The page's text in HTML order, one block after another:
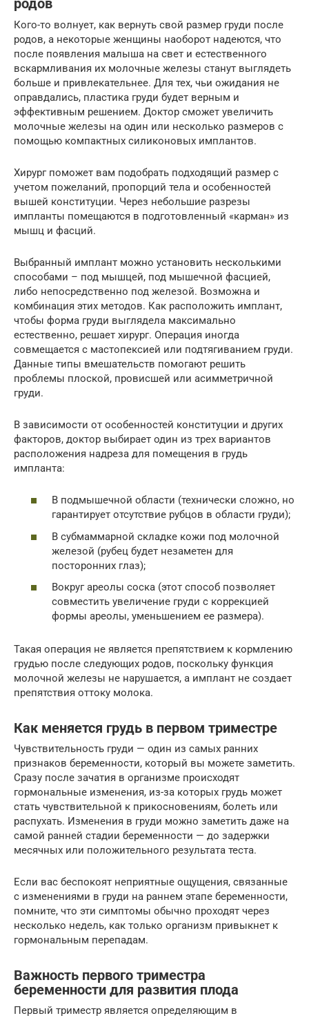
родов
Кого-то волнует, как вернуть свой размер груди после
родов, а некоторые женщины наоборот надеются, что
после появления малыша на свет и естественного
вскармливания их молочные железы станут выглядеть
больше и привлекательнее. Для тех, чьи ожидания не
оправдались, пластика груди будет верным и
эффективным решением. Доктор сможет увеличить
молочные железы на один или несколько размеров с
помощью компактных силиконовых имплантов.
Хирург поможет вам подобрать подходящий размер с
учетом пожеланий, пропорций тела и особенностей
вышей конституции. Через небольшие разрезы
импланты помещаются в подготовленный «карман» из
мышц и фасций.
Выбранный имплант можно установить несколькими
способами – под мышцей, под мышечной фасцией,
либо непосредственно под железой. Возможна и
комбинация этих методов. Как расположить имплант,
чтобы форма груди выглядела максимально
естественно, решает хирург. Операция иногда
совмещается с мастопексией или подтягиванием груди.
Данные типы вмешательств помогают решить
проблемы плоской, провисшей или асимметричной
груди.
В зависимости от особенностей конституции и других
факторов, доктор выбирает один из трех вариантов
расположения надреза для помещения в грудь
импланта:
В подмышечной области (технически сложно, но
гарантирует отсутствие рубцов в области груди);
В субмаммарной складке кожи под молочной
железой (рубец будет незаметен для
посторонних глаз);
Вокруг ареолы соска (этот способ позволяет
совместить увеличение груди с коррекцией
формы ареолы, уменьшением ее размера).
Такая операция не является препятствием к кормлению
грудью после следующих родов, поскольку функция
молочной железы не нарушается, а имплант не создает
препятствия оттоку молока.
Как меняется грудь в первом триместре
Чувствительность груди — один из самых ранних
признаков беременности, который вы можете заметить.
Сразу после зачатия в организме происходят
гормональные изменения, из-за которых грудь может
стать чувствительной к прикосновениям, болеть или
распухать. Изменения в груди можно заметить даже на
самой ранней стадии беременности — до задержки
месячных или положительного результата теста.
Если вас беспокоят неприятные ощущения, связанные
с изменениями в груди на раннем этапе беременности,
помните, что эти симптомы обычно проходят через
несколько недель, как только организм привыкнет к
гормональным перепадам.
Важность первого триместра
беременности для развития плода
Первый триместр является определяющим в